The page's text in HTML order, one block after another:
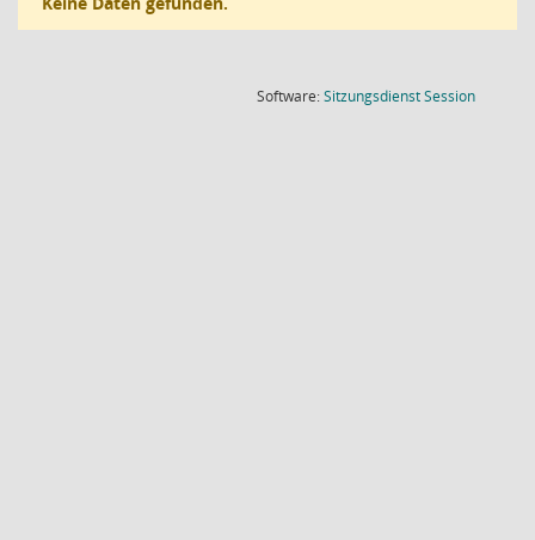
Software:SitzungsdienstSession(Wird in